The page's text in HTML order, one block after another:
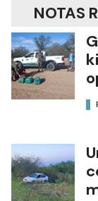
NOTAS